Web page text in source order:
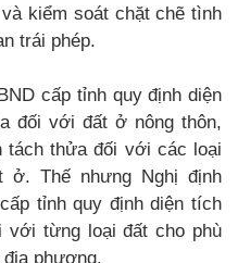
kiểm soát chặt chẽ tình
trái phép.
cấp tỉnh quy định diện
đối với đất ở nông thôn,
tách thửa đối với các loại
ở. Thế nhưng Nghị định
tỉnh quy định diện tích
từng loại đất cho phù
phương.